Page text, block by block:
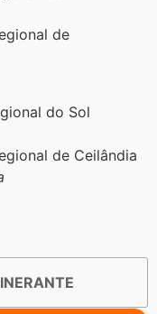
de
do Sol
de Ceilândia